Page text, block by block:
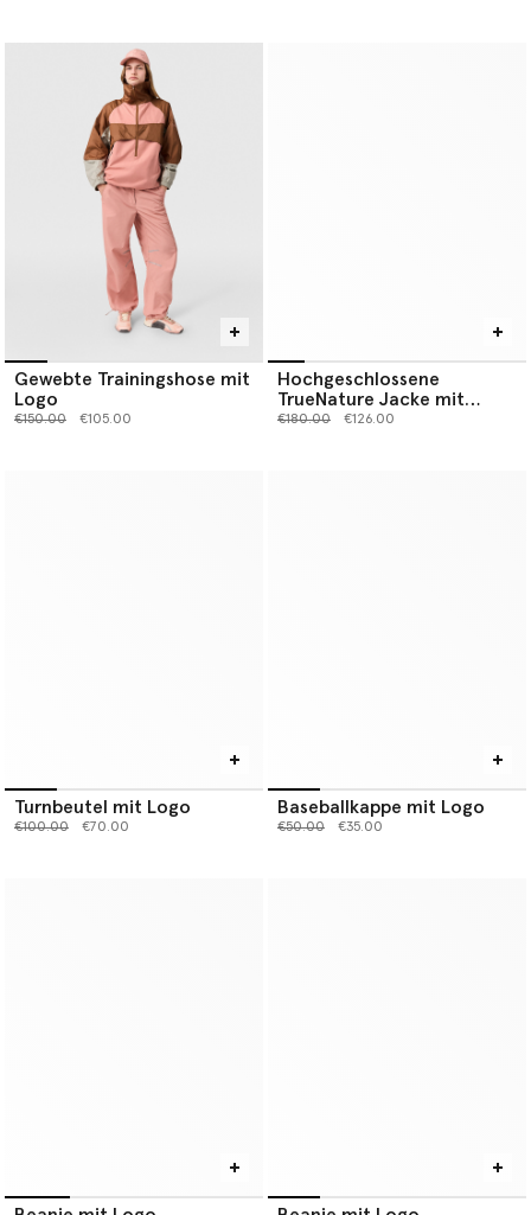
Gewebte Trainingshose mit
Logo
Preis reduziert von
€150.00bis€105.00
Hochgeschlossene
TrueNature Jacke mit
Einsätzen
Preis reduziert von
€180.00bis€126.00
Turnbeutel mit Logo
Preis reduziert von
€100.00bis€70.00
Baseballkappe mit Logo
Preis reduziert von
€50.00bis€35.00